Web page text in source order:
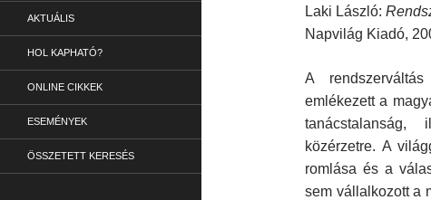
Laki László:
Napvilág Kiadó,
A
emlékezett a
közérzetre. A
romlása és a
sem vállalkozott a
AKTUÁLIS
HOL KAPHATÓ?
ONLINE CIKKEK
ESEMÉNYEK
ÖSSZETETT KERESÉS